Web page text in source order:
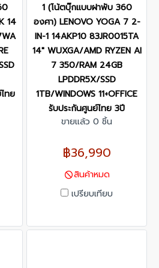
14
ทย
1 (โน้ตบุ๊กแบบฝาพับ 360
องศา) LENOVO YOGA 7 2-
IN-1 14AKP10 83JR0015TA
14" WUXGA/AMD RYZEN AI
7 350/RAM 24GB
LPDDR5X/SSD
1TB/WINDOWS 11+OFFICE
รับประกันศูนย์ไทย 3ปี
ขายแล้ว 0 ชิ้น
฿36,990
สินค้าหมด
เปรียบเทียบ